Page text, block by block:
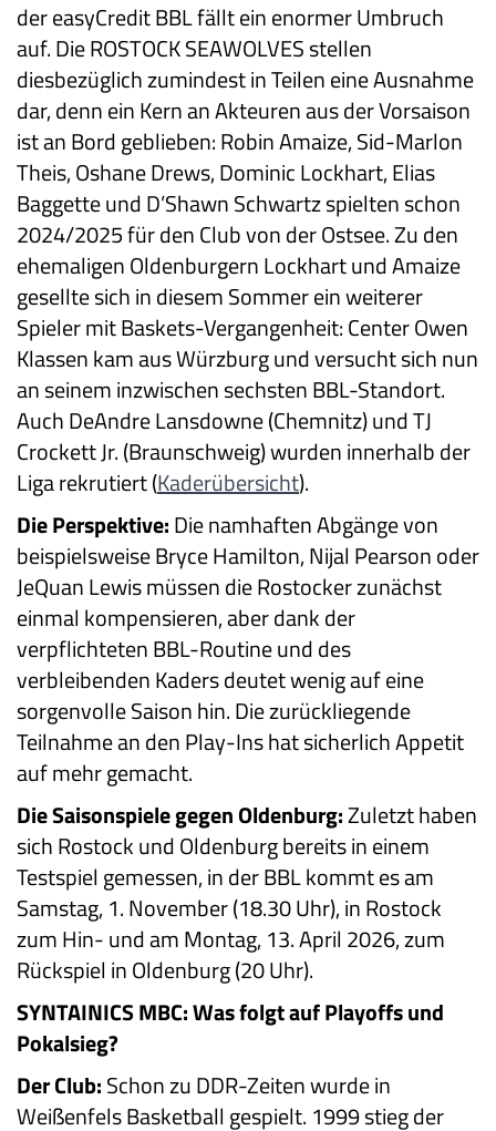
der easyCredit BBL fällt ein enormer Umbruch
auf. Die ROSTOCK SEAWOLVES stellen
diesbezüglich zumindest in Teilen eine Ausnahme
dar, denn ein Kern an Akteuren aus der Vorsaison
ist an Bord geblieben: Robin Amaize, Sid-Marlon
Theis, Oshane Drews, Dominic Lockhart, Elias
Baggette und D’Shawn Schwartz spielten schon
2024/2025 für den Club von der Ostsee. Zu den
ehemaligen Oldenburgern Lockhart und Amaize
gesellte sich in diesem Sommer ein weiterer
Spieler mit Baskets-Vergangenheit: Center Owen
Klassen kam aus Würzburg und versucht sich nun
an seinem inzwischen sechsten BBL-Standort.
Auch DeAndre Lansdowne (Chemnitz) und TJ
Crockett Jr. (Braunschweig) wurden innerhalb der
Liga rekrutiert (Kaderübersicht).
Die Perspektive:Die namhaften Abgänge von
beispielsweise Bryce Hamilton, Nijal Pearson oder
JeQuan Lewis müssen die Rostocker zunächst
einmal kompensieren, aber dank der
verpflichteten BBL-Routine und des
verbleibenden Kaders deutet wenig auf eine
sorgenvolle Saison hin. Die zurückliegende
Teilnahme an den Play-Ins hat sicherlich Appetit
auf mehr gemacht.
Die Saisonspiele gegen Oldenburg:Zuletzt haben
sich Rostock und Oldenburg bereits in einem
Testspiel gemessen, in der BBL kommt es am
Samstag, 1. November (18.30 Uhr), in Rostock
zum Hin- und am Montag, 13. April 2026, zum
Rückspiel in Oldenburg (20 Uhr).
SYNTAINICS MBC: Was folgt auf Playoffs und
Pokalsieg?
Der Club:Schon zu DDR-Zeiten wurde in
Weißenfels Basketball gespielt. 1999 stieg der